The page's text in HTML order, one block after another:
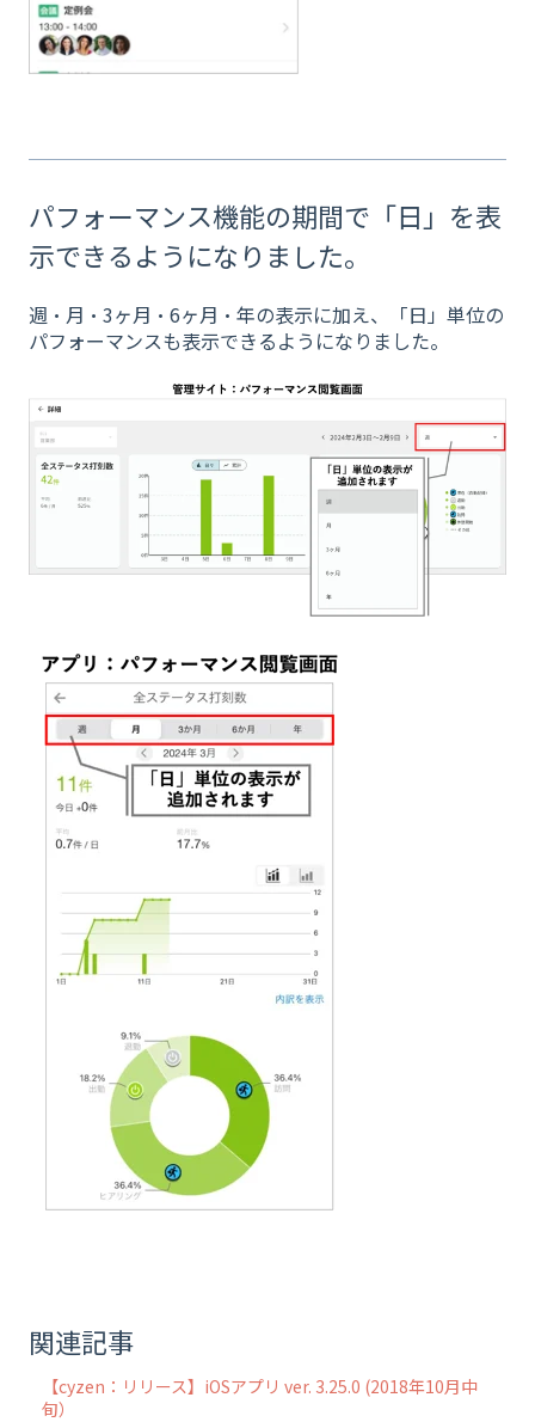
パフォーマンス機能の期間で「日」を表
示できるようになりました。
週・月・3ヶ月・6ヶ月・年の表示に加え、「日」単位の
パフォーマンスも表示できるようになりました。
関連記事
【cyzen：リリース】iOSアプリ ver. 3.25.0 (2018年10月中
旬）